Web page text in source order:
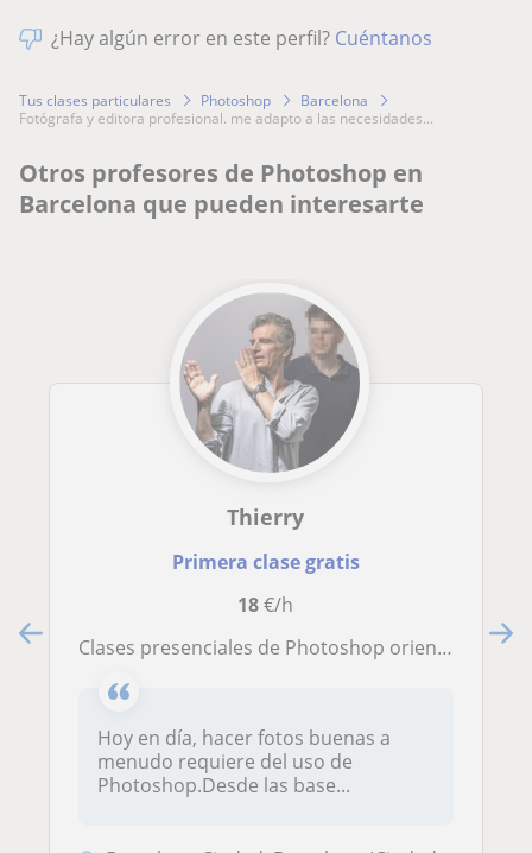
¿Hay algún error en este perfil? Cuéntanos
Tus clases particulares Photoshop
Barcelona
fotógrafa y editora profesional. me adapto a las necesidades...
Otros profesores de Photoshop en
Barcelona que pueden interesarte
Thierry
Primera clase gratis
18€/h
Clases presenciales de Photoshop orientadas a fotografía
Hoy en día, hacer fotos buenas a
menudo requiere del uso de
Photoshop.Desde las base...